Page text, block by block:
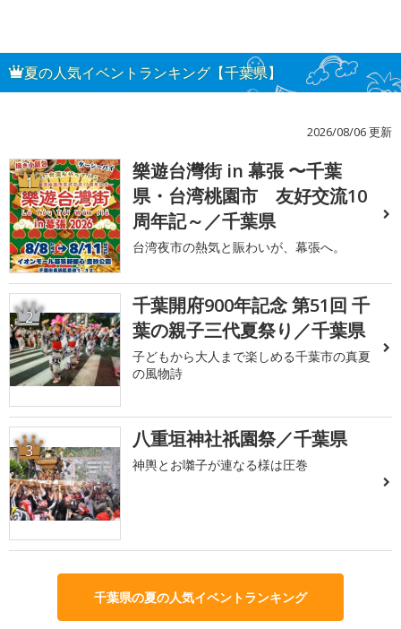
夏の人気イベントランキング【千葉県】
2026/08/06 更新
1
樂遊台灣街 in 幕張 〜千葉
県・台湾桃園市 友好交流10
周年記～／千葉県
台湾夜市の熱気と賑わいが、幕張へ。
2
千葉開府900年記念 第51回 千
葉の親子三代夏祭り／千葉県
子どもから大人まで楽しめる千葉市の真夏
の風物詩
3 八重垣神社祇園祭／千葉県
神輿とお囃子が連なる様は圧巻
千葉県の夏の人気イベントランキング